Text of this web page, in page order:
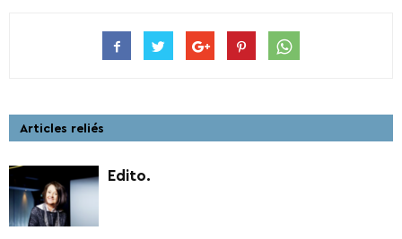
Articles reliés
Edito.